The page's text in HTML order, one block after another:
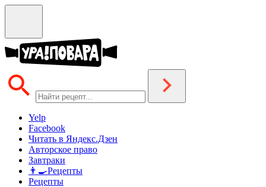
Yelp
Facebook
Читать в Яндекс.Дзен
Авторское право
Завтраки
👨‍🍳Рецепты
Рецепты